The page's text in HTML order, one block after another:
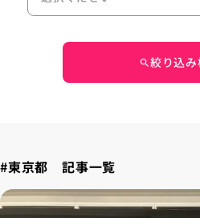
search絞り込み
#東京都 記事一覧